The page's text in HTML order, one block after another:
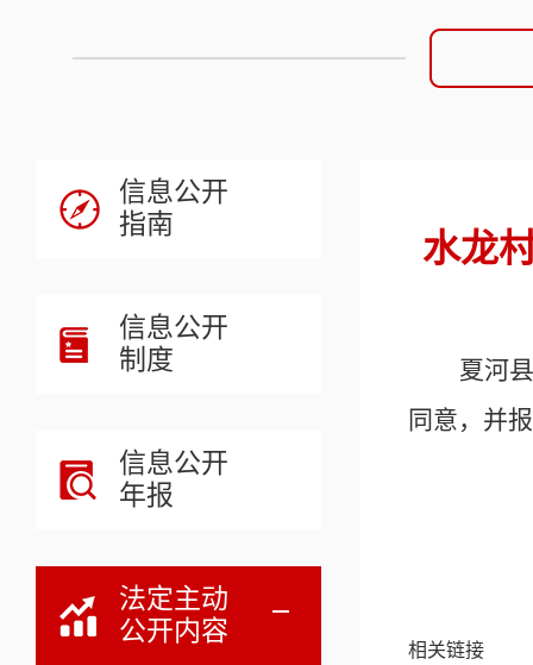
信息公开
指南
信息公开
制度
信息公开
年报
法定主动
公开内容
水龙
夏河
同意，并报
相关链接